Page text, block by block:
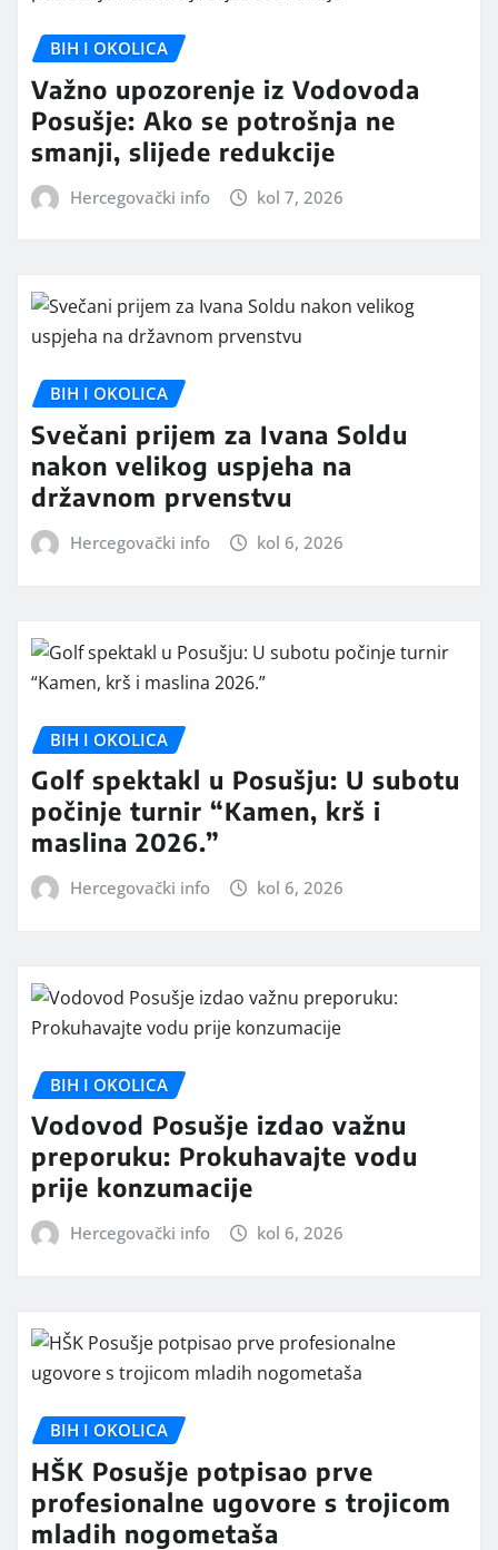
BIH I OKOLICA
Važno upozorenje iz Vodovoda
Posušje: Ako se potrošnja ne
smanji, slijede redukcije
Hercegovački info kol 7, 2026
BIH I OKOLICA
Svečani prijem za Ivana Soldu
nakon velikog uspjeha na
državnom prvenstvu
Hercegovački info kol 6, 2026
BIH I OKOLICA
Golf spektakl u Posušju: U subotu
počinje turnir “Kamen, krš i
maslina 2026.”
Hercegovački info kol 6, 2026
BIH I OKOLICA
Vodovod Posušje izdao važnu
preporuku: Prokuhavajte vodu
prije konzumacije
Hercegovački info kol 6, 2026
BIH I OKOLICA
HŠK Posušje potpisao prve
profesionalne ugovore s trojicom
mladih nogometaša